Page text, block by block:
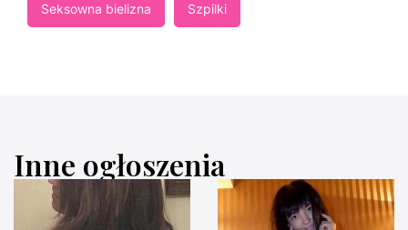
Seksowna bielizna Szpilki
Inne ogłoszenia